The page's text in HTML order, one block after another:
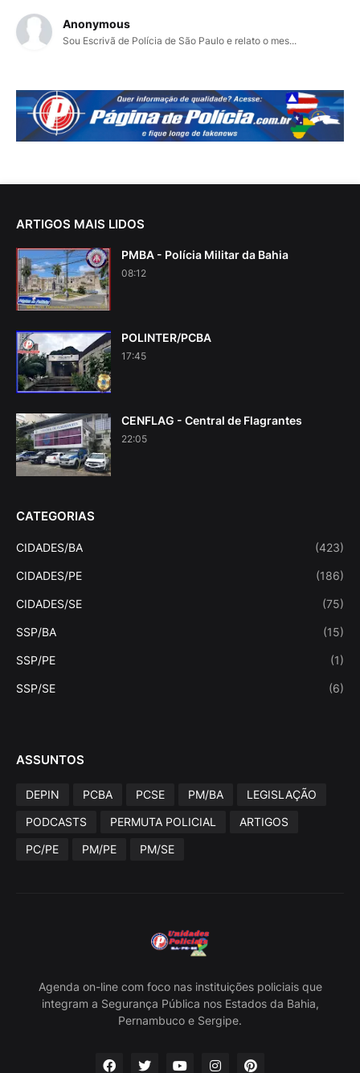
Anonymous
Sou Escrivã de Polícia de São Paulo e relato o mes...
ARTIGOS MAIS LIDOS
PMBA - Polícia Militar da Bahia
08:12
POLINTER/PCBA
17:45
CENFLAG - Central de Flagrantes
22:05
CATEGORIAS
CIDADES/BA (423)
CIDADES/PE (186)
CIDADES/SE (75)
SSP/BA (15)
SSP/PE (1)
SSP/SE (6)
ASSUNTOS
DEPIN PCBA PCSE PM/BA
LEGISLAÇÃO
PODCASTS
PERMUTA POLICIAL
ARTIGOS
PC/PE
PM/PE PM/SE
Agenda on-line com foco nas instituições policiais que
integram a Segurança Pública nos Estados da Bahia,
Pernambuco e Sergipe.